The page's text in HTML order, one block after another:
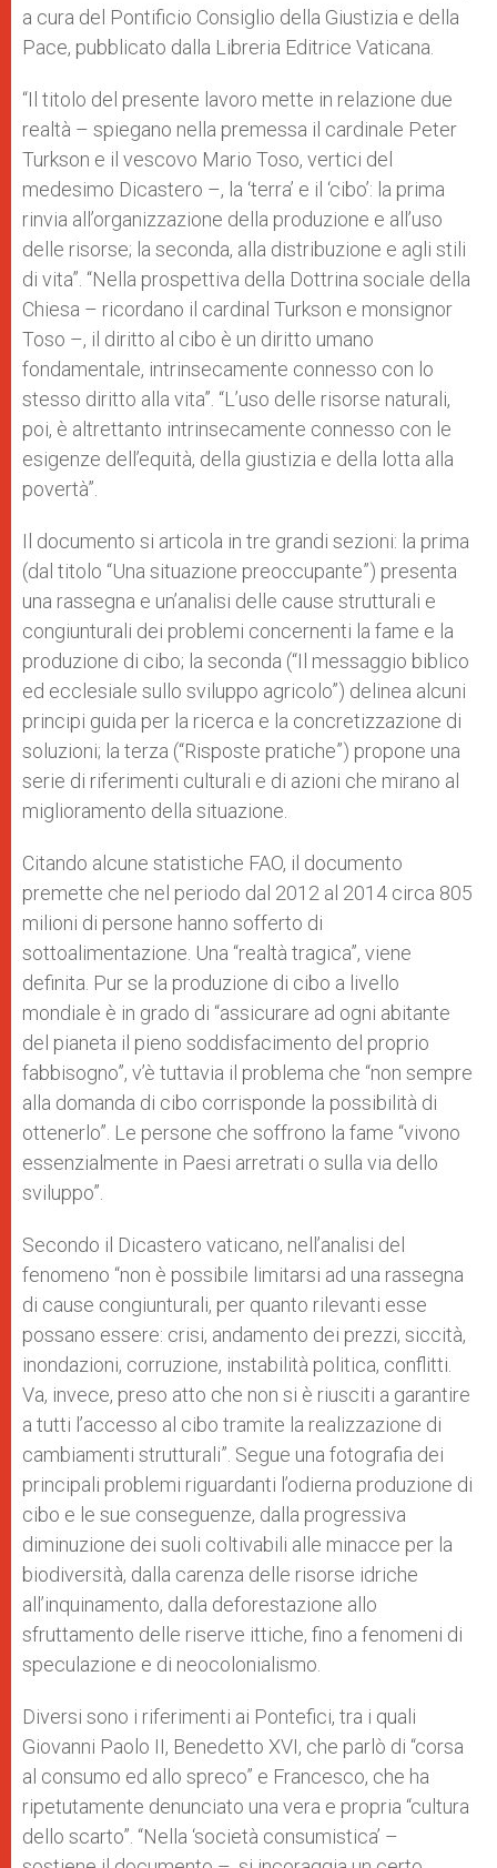
a cura del Pontificio Consiglio della Giustizia e della
Pace, pubblicato dalla Libreria Editrice Vaticana.
“Il titolo del presente lavoro mette in relazione due
realtà – spiegano nella premessa il cardinale Peter
Turkson e il vescovo Mario Toso, vertici del
medesimo Dicastero –, la ‘terra’ e il ‘cibo’: la prima
rinvia all’organizzazione della produzione e all’uso
delle risorse; la seconda, alla distribuzione e agli stili
di vita”. “Nella prospettiva della Dottrina sociale della
Chiesa – ricordano il cardinal Turkson e monsignor
Toso –, il diritto al cibo è un diritto umano
fondamentale, intrinsecamente connesso con lo
stesso diritto alla vita”. “L’uso delle risorse naturali,
poi, è altrettanto intrinsecamente connesso con le
esigenze dell’equità, della giustizia e della lotta alla
povertà”.
Il documento si articola in tre grandi sezioni: la prima
(dal titolo “Una situazione preoccupante”) presenta
una rassegna e un’analisi delle cause strutturali e
congiunturali dei problemi concernenti la fame e la
produzione di cibo; la seconda (“Il messaggio biblico
ed ecclesiale sullo sviluppo agricolo”) delinea alcuni
principi guida per la ricerca e la concretizzazione di
soluzioni; la terza (“Risposte pratiche”) propone una
serie di riferimenti culturali e di azioni che mirano al
miglioramento della situazione.
Citando alcune statistiche FAO, il documento
premette che nel periodo dal 2012 al 2014 circa 805
milioni di persone hanno sofferto di
sottoalimentazione. Una “realtà tragica”, viene
definita. Pur se la produzione di cibo a livello
mondiale è in grado di “assicurare ad ogni abitante
del pianeta il pieno soddisfacimento del proprio
fabbisogno”, v’è tuttavia il problema che “non sempre
alla domanda di cibo corrisponde la possibilità di
ottenerlo”. Le persone che soffrono la fame “vivono
essenzialmente in Paesi arretrati o sulla via dello
sviluppo”.
Secondo il Dicastero vaticano, nell’analisi del
fenomeno “non è possibile limitarsi ad una rassegna
di cause congiunturali, per quanto rilevanti esse
possano essere: crisi, andamento dei prezzi, siccità,
inondazioni, corruzione, instabilità politica, conflitti.
Va, invece, preso atto che non si è riusciti a garantire
a tutti l’accesso al cibo tramite la realizzazione di
cambiamenti strutturali”. Segue una fotografia dei
principali problemi riguardanti l’odierna produzione di
cibo e le sue conseguenze, dalla progressiva
diminuzione dei suoli coltivabili alle minacce per la
biodiversità, dalla carenza delle risorse idriche
all’inquinamento, dalla deforestazione allo
sfruttamento delle riserve ittiche, fino a fenomeni di
speculazione e di neocolonialismo.
Diversi sono i riferimenti ai Pontefici, tra i quali
Giovanni Paolo II, Benedetto XVI, che parlò di “corsa
al consumo ed allo spreco” e Francesco, che ha
ripetutamente denunciato una vera e propria “cultura
dello scarto”. “Nella ‘società consumistica’ –